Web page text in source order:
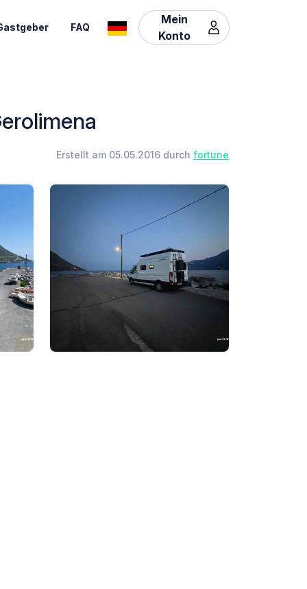
FAQ
Mein
Konto
Erstellt am 05.05.2016 durch fortune